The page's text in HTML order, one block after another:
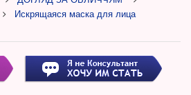
Искрящаяся маска для лица